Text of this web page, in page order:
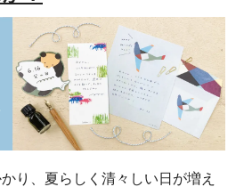
り、夏らしく清々しい日が増え